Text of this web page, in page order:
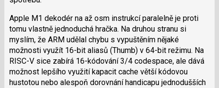
Apple M1 dekodér na až osm instrukcí paralelně je proti
tomu vlastně jednoduchá hračka. Na druhou stranu si
myslím, že ARM udělal chybu s vypuštěním nějaké
možnosti využít 16-bit aliasů (Thumb) v 64-bit režimu. Na
RISC-V sice zabírá 16-kódování 3/4 codespace, ale dává
možnost lepšího využití kapacit cache větší kódovou
hustotou nebo alespoň dorovnání handicapu jednodušších